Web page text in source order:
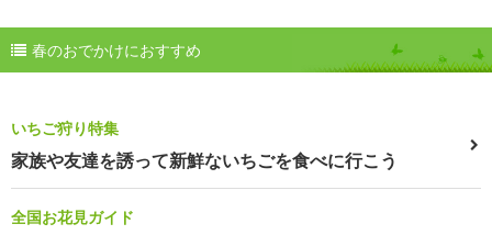
春のおでかけにおすすめ
いちご狩り特集
家族や友達を誘って新鮮ないちごを食べに行こう
全国お花見ガイド